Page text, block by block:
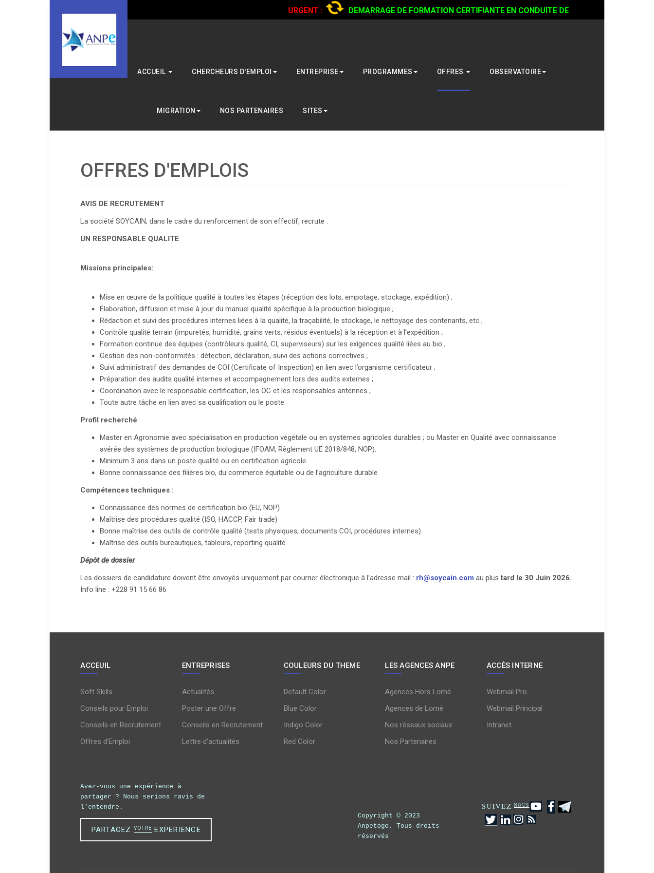
URGENT :
DEMARRAGE DE FORMATION CERTIFIANTE EN CONDUITE DE
CAMIONS...CLIQUER POUR LIRE
ACCUEIL CHERCHEURS D'EMPLOI ENTREPRISE PROGRAMMES OFFRES OBSERVATOIRE
MIGRATION NOS PARTENAIRES SITES
OFFRES D'EMPLOIS
AVIS DE RECRUTEMENT
La société SOYCAIN, dans le cadre du renforcement de son effectif, recrute :
UN RESPONSABLE QUALITE
Missions principales:
Mise en œuvre de la politique qualité à toutes les étapes (réception des lots, empotage, stockage, expédition) ;
Élaboration, diffusion et mise à jour du manuel qualité spécifique à la production biologique ;
Rédaction et suivi des procédures internes liées à la qualité, la traçabilité, le stockage, le nettoyage des contenants, etc ;
Contrôle qualité terrain (impuretés, humidité, grains verts, résidus éventuels) à la réception et à l’expédition ;
Formation continue des équipes (contrôleurs qualité, CI, superviseurs) sur les exigences qualité liées au bio ;
Gestion des non-conformités : détection, déclaration, suivi des actions correctives ;
Suivi administratif des demandes de COI (Certificate of Inspection) en lien avec l’organisme certificateur ;
Préparation des audits qualité internes et accompagnement lors des audits externes ;
Coordination avec le responsable certification, les OC et les responsables antennes ;
Toute autre tâche en lien avec sa qualification ou le poste.
Profil recherché
Master en Agronomie avec spécialisation en production végétale ou en systèmes agricoles durables ; ou Master en Qualité avec connaissance
avérée des systèmes de production biologique (IFOAM, Règlement UE 2018/848, NOP).
Minimum 3 ans dans un poste qualité ou en certification agricole
Bonne connaissance des filières bio, du commerce équitable ou de l’agriculture durable
Compétences techniques :
Connaissance des normes de certification bio (EU, NOP)
Maîtrise des procédures qualité (ISO, HACCP, Fair trade)
Bonne maîtrise des outils de contrôle qualité (tests physiques, documents COI, procédures internes)
Maîtrise des outils bureautiques, tableurs, reporting qualité
Dépôt de dossier
Les dossiers de candidature doivent être envoyés uniquement par courrier électronique à l’adresse mail : rh@soycain.com au plustard le 30 Juin 2026.
Info line : +228 91 15 66 86
ACCEUIL
Soft Skills
Conseils pour Emploi
Conseils en Recrutement
Offres d'Emploi
ENTREPRISES
Actualités
Poster une Offre
Conseils en Recrutement
Lettre d'actualités
COULEURS DU THEME
Default Color
Blue Color
Indigo Color
Red Color
LES AGENCES ANPE
Agences Hors Lomé
Agences de Lomé
Nos réseaux sociaux
Nos Partenaires
ACCÈS INTERNE
Webmail Pro
Webmail Principal
Intranet
Avez-vous une expérience à
partager ?
Nous serions ravis de
l'entendre.
PARTAGEZ VOTRE EXPERIENCE
Copyright © 2023
Anpetogo. Tous droits
réservés
SUIVEZNOUS